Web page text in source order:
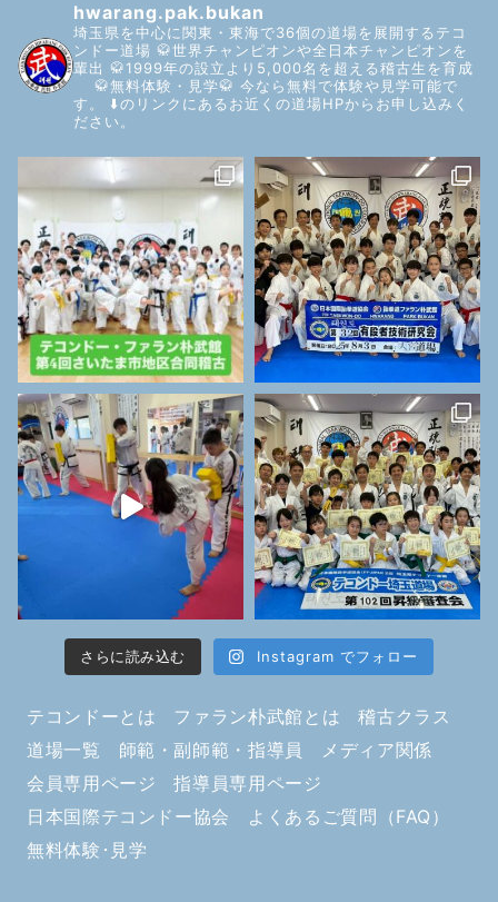
hwarang.pak.bukan
埼玉県を中心に関東・東海で36個の道場を展開するテコ
ンドー道場 🥋世界チャンピオンや全日本チャンピオンを
輩出 🥋1999年の設立より5,000名を超える稽古生を育成
🥋無料体験・見学🥋 今なら無料で体験や見学可能で
す。
⬇️のリンクにあるお近くの道場HPからお申し込みく
ださい。
さらに読み込む Instagram でフォロー
テコンドーとは ファラン朴武館とは
稽古クラス
道場一覧
師範・副師範・指導員
メディア関係
会員専用ページ
指導員専用ページ
日本国際テコンドー協会
よくあるご質問（FAQ）
無料体験･見学